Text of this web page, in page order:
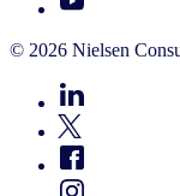
© 2026 Nielsen